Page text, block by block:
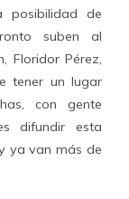
posibilidad de
suben al
Floridor Pérez,
tener un lugar
con gente
difundir esta
ya van más de